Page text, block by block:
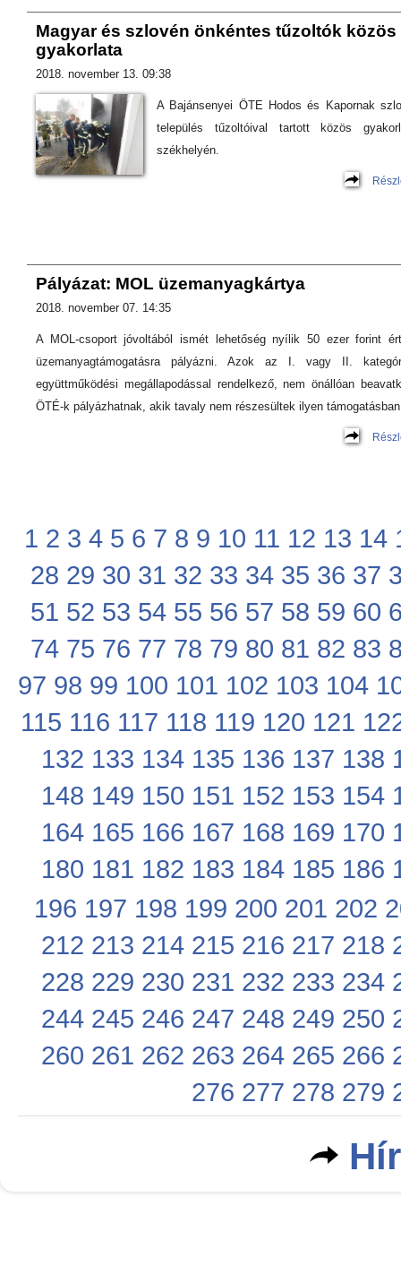
Magyar és szlovén önkéntes tűzoltók közös
gyakorlata
2018. november 13. 09:38
A Bajánsenyei ÖTE Hodos és Kapornak
település tűzoltóival tartott közös
székhelyén.
Pályázat: MOL üzemanyagkártya
2018. november 07. 14:35
A MOL-csoport jóvoltából ismét lehetőség nyílik 50 ezer forint
üzemanyagtámogatásra pályázni. Azok az I. vagy II.
együttműködési megállapodással rendelkező, nem önállóan
ÖTÉ-k pályázhatnak, akik tavaly nem részesültek ilyen
1 2 3 4 5 6 7 8 9 10 11 12 13 14
28 29 30 31 32 33 34 35 36 37
51 52 53 54 55 56 57 58 59 60
74 75 76 77 78 79 80 81 82 83
97 98 99 100 101 102 103 104
115 116 117 118 119 120 121
132 133 134 135 136 137 138
148 149 150 151 152 153 154
164 165 166 167 168 169 170
180 181 182 183 184 185 186
196 197 198 199 200 201 202
212 213 214 215 216 217 218
228 229 230 231 232 233 234
244 245 246 247 248 249 250
260 261 262 263 264 265 266
276 277 278 279